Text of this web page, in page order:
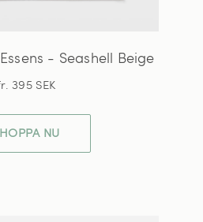
- Seashell Beige
395 SEK
NU